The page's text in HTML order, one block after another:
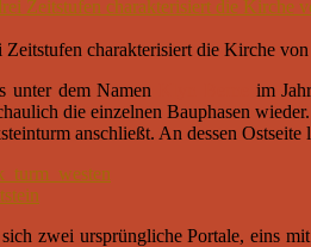
Zeitstufen charakterisiert die Kirche
unter dem Namen
im
die einzelnen Bauphasen
anschließt. An dessen
zwei ursprüngliche Portale, eins